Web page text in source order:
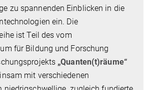
zu spannenden Einblicken in die
ein. Die
ist Teil des vom
für Bildung und Forschung
„Quanten(t)räume“
mit verschiedenen